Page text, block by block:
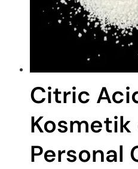
Citric
Kosmetik
Personal